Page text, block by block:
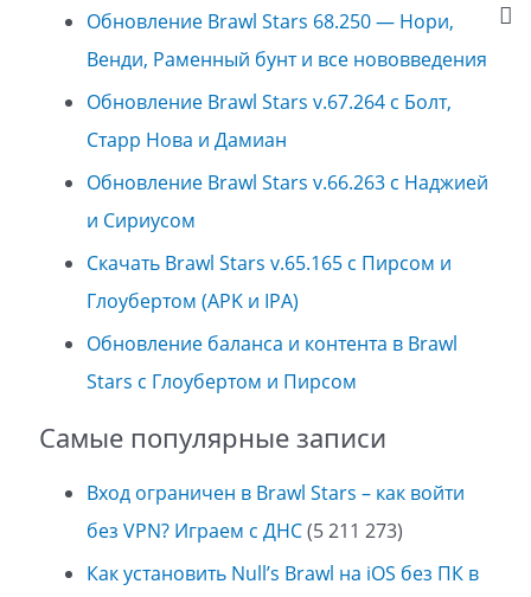
Обновление Brawl Stars 68.250 — Нори,
Венди, Раменный бунт и все нововведения
Обновление Brawl Stars v.67.264 с Болт,
Старр Нова и Дамиан
Обновление Brawl Stars v.66.263 с Наджией
и Сириусом
Скачать Brawl Stars v.65.165 с Пирсом и
Глоубертом (APK и IPA)
Обновление баланса и контента в Brawl
Stars с Глоубертом и Пирсом
Самые популярные записи
Вход ограничен в Brawl Stars – как войти
без VPN? Играем с ДНС(5 211 273)
Как установить Null’s Brawl на iOS без ПК в